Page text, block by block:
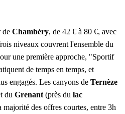
de Chambéry, de 42 € à 80 €, avec
niveaux couvrent l'ensemble du
une première approche, "Sportif
de temps en temps, et
engagés. Les canyons de Ternèze
du Grenant (près du lac
majorité des offres courtes, entre 3h